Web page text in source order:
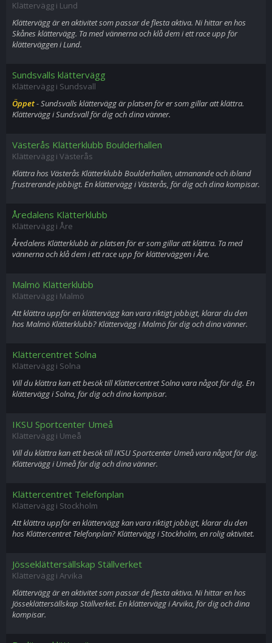
Klättervägg i Lund
Klättervägg är en aktivitet som passar de flesta aktiva. Ni hittar en hos
Skånes klättervägg. Ta med vännerna och klå dem i ett race upp för
klätterväggen i Lund.
Sundsvalls klättervägg
Klättervägg i Sundsvall
Öppet- Sundsvalls klättervägg är platsen för er som gillar att klättra.
Klättervägg i Sundsvall för dig och dina vänner.
Västerås Klätterklubb Boulderhallen
Klättervägg i Västerås
Klättra hos Västerås Klätterklubb Boulderhallen, utmanande och ibland
frustrerande jobbigt. En klättervägg i Västerås, för dig och dina kompisar.
Åredalens Klätterklubb
Klättervägg i Åre
Åredalens Klätterklubb är platsen för er som gillar att klättra. Ta med
vännerna och klå dem i ett race upp för klätterväggen i Åre.
Malmö Klätterklubb
Klättervägg i Malmö
Att klättra uppför en klättervägg kan vara riktigt jobbigt, klarar du den
hos Malmö Klätterklubb? Klättervägg i Malmö för dig och dina vänner.
Klättercentret Solna
Klättervägg i Solna
Vill du klättra kan ett besök till Klättercentret Solna vara något för dig. En
klättervägg i Solna, för dig och dina kompisar.
IKSU Sportcenter Umeå
Klättervägg i Umeå
Vill du klättra kan ett besök till IKSU Sportcenter Umeå vara något för dig.
Klättervägg i Umeå för dig och dina vänner.
Klättercentret Telefonplan
Klättervägg i Stockholm
Att klättra uppför en klättervägg kan vara riktigt jobbigt, klarar du den
hos Klättercentret Telefonplan? Klättervägg i Stockholm, en rolig aktivitet.
Jösseklättersällskap Ställverket
Klättervägg i Arvika
Klättervägg är en aktivitet som passar de flesta aktiva. Ni hittar en hos
Jösseklättersällskap Ställverket. En klättervägg i Arvika, för dig och dina
kompisar.